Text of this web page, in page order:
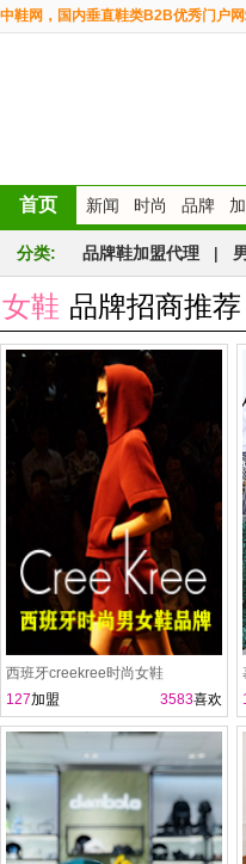
中鞋网，国内垂直鞋类B2B优秀门户网
首页 新闻 时尚 品牌
分类: 品牌鞋加盟代理 |
女鞋 品牌招商推荐
西班牙creekree时尚女鞋
3583喜欢
127加盟